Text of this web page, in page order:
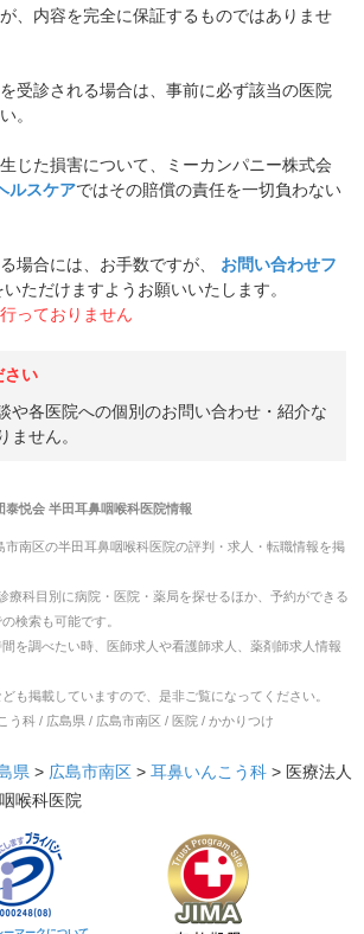
、内容を完全に保証するものではありませ
受診される場合は、事前に必ず該当の医院
。
じた損害について、ミーカンパニー株式会
ルスケアではその賠償の責任を一切負わない
場合には、お手数ですが、
お問い合わせフ
ただけますようお願いいたします。
っておりません
さい
や各医院への個別のお問い合わせ・紹介な
ません。
泰悦会 半田耳鼻咽喉科医院情報
市南区の半田耳鼻咽喉科医院の評判・求人・転職情報を掲
療科目別に病院・医院・薬局を探せるほか、予約ができる
検索も可能です。
を調べたい時、医師求人や看護師求人、薬剤師求人情報
も掲載していますので、是非ご覧になってください。
う科 / 広島県 / 広島市南区 / 医院 / かかりつけ
県 > 広島市南区 > 耳鼻いんこう科 > 医療法人
喉科医院